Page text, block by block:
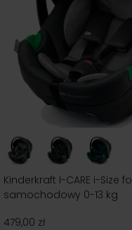
Kinderkraft I-CARE i-Size
samochodowy 0-13 kg
479,00 zł